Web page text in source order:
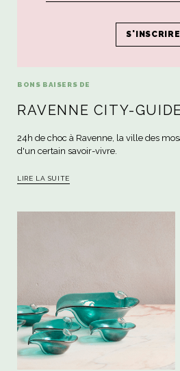
BONS BAISERS DE
RAVENNE CITY-
24h de choc à Ravenne, la ville des
d'un certain savoir-vivre.
LIRE LA SUITE